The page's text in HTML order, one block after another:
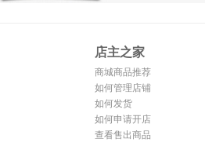
店主之家
商城商品推荐
如何管理店铺
如何发货
如何申请开店
查看售出商品